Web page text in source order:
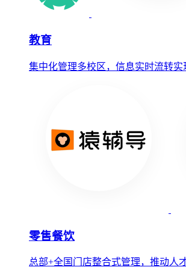
教育
集中化管理多校区，信息实时流转实
零售餐饮
总部+全国门店整合式管理，推动人